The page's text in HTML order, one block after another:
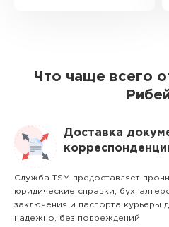
Что чаще всего
Доставка
Служба TSM предоставляет
юридические справки,
заключения и паспорта курьеры
надежно, без повреждений.